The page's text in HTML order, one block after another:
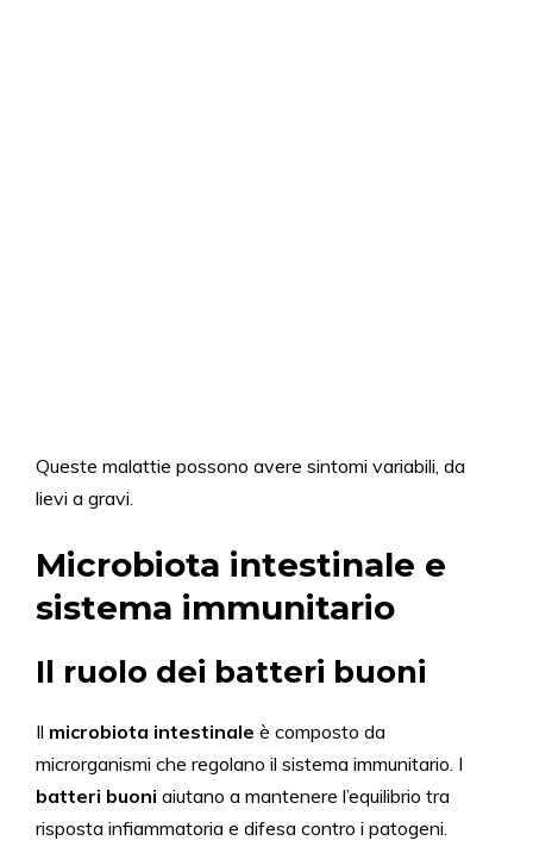
Queste malattie possono avere sintomi variabili, da
lievi a gravi.
Microbiota intestinale e
sistema immunitario
Il ruolo dei batteri buoni
Il microbiota intestinale è composto da
microrganismi che regolano il sistema immunitario. I
batteri buoni aiutano a mantenere l’equilibrio tra
risposta infiammatoria e difesa contro i patogeni.